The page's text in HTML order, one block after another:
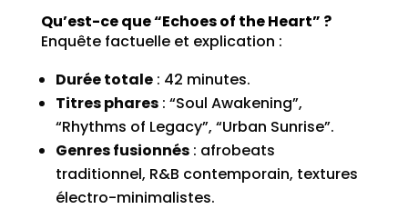
Qu’est-ce que “Echoes of the Heart” ?
Enquête factuelle et explication :
Durée totale: 42 minutes.
Titres phares: “Soul Awakening”,
“Rhythms of Legacy”, “Urban Sunrise”.
Genres fusionnés: afrobeats
traditionnel, R&B contemporain, textures
électro-minimalistes.